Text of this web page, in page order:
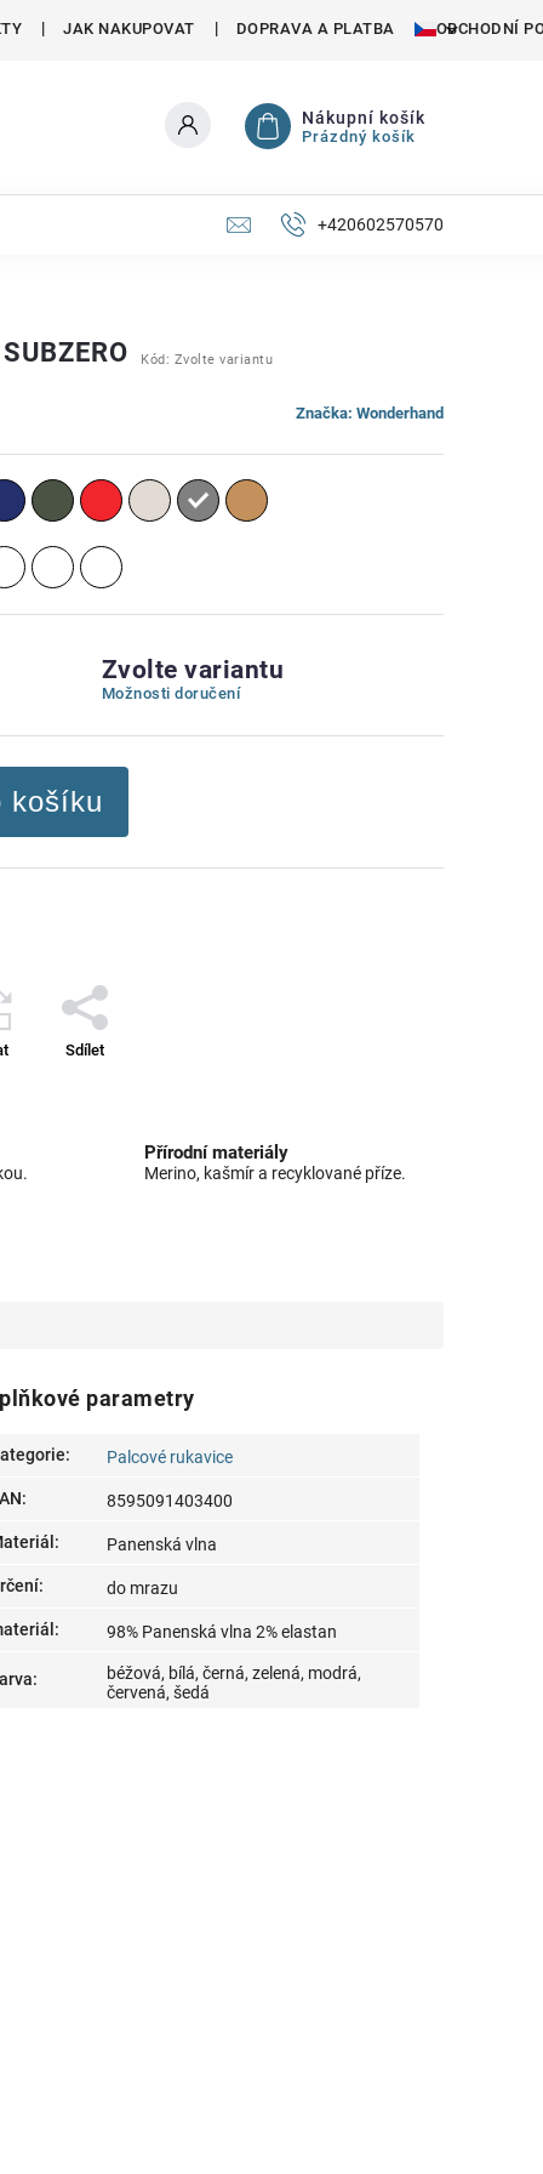
JAK NAKUPOVAT DOPRAVA A PLATBA OBCHODNÍ
Nákupní košík
Prázdný košík
+420602570570
Kód: Zvolte variantu
Značka: Wonderhand
Zvolte variantu
Možnosti doručení
košíku
Sdílet
Přírodní materiály
Merino, kašmír a recyklované příze.
parametry
: Palcové rukavice
: 8595091403400
: Panenská vlna
: do mrazu
: 98% Panenská vlna 2% elastan
:
béžová, bílá, černá, zelená, modrá,
červená, šedá